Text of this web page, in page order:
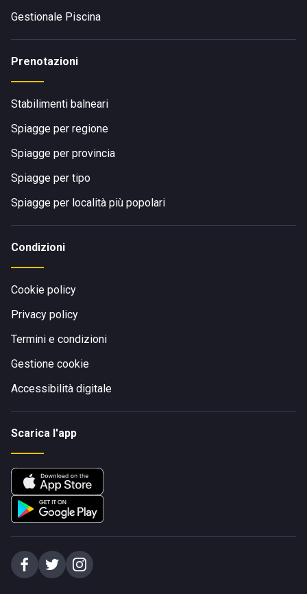
Gestionale Piscina
Prenotazioni
Stabilimenti balneari
Spiagge per regione
Spiagge per provincia
Spiagge per tipo
Spiagge per località più popolari
Condizioni
Cookie policy
Privacy policy
Termini e condizioni
Gestione cookie
Accessibilità digitale
Scarica l'app